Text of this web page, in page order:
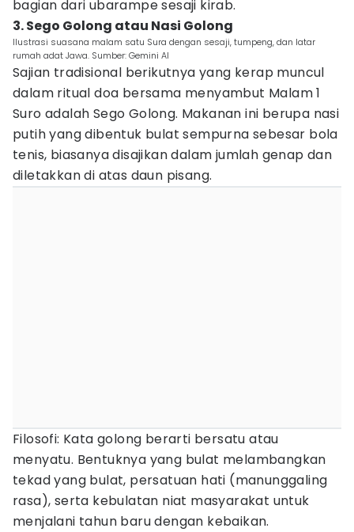
bagian dari ubarampe sesaji kirab.
3. Sego Golong atau Nasi Golong
Ilustrasi suasana malam satu Sura dengan sesaji, tumpeng, dan latar
rumah adat Jawa. Sumber: Gemini AI
Sajian tradisional berikutnya yang kerap muncul
dalam ritual doa bersama menyambut Malam 1
Suro adalah Sego Golong. Makanan ini berupa nasi
putih yang dibentuk bulat sempurna sebesar bola
tenis, biasanya disajikan dalam jumlah genap dan
diletakkan di atas daun pisang.
Filosofi: Kata golong berarti bersatu atau
menyatu. Bentuknya yang bulat melambangkan
tekad yang bulat, persatuan hati (manunggaling
rasa), serta kebulatan niat masyarakat untuk
menjalani tahun baru dengan kebaikan.